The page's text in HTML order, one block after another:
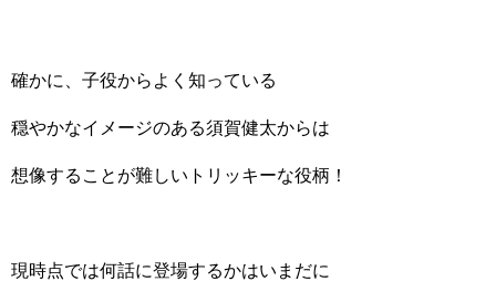
確かに、子役からよく知っている
穏やかなイメージのある須賀健太からは
想像することが難しいトリッキーな役柄！
現時点では何話に登場するかはいまだに